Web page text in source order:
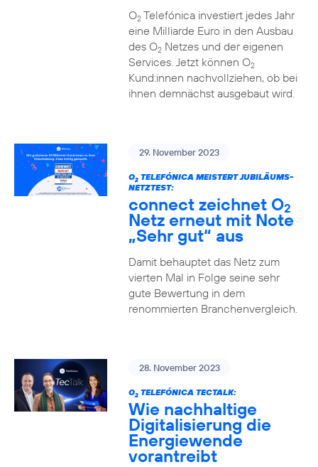
O2Telefónica investiert jedes Jahr
eine Milliarde Euro in den Ausbau
des O2Netzes und der eigenen
Services. Jetzt können O2
Kund:innen nachvollziehen, ob bei
ihnen demnächst ausgebaut wird.
29. November 2023
O2TELEFÓNICA MEISTERT JUBILÄUMS-
NETZTEST:
connect zeichnet O2
Netz erneut mit Note
„Sehr gut“ aus
Damit behauptet das Netz zum
vierten Mal in Folge seine sehr
gute Bewertung in dem
renommierten Branchenvergleich.
28. November 2023
O2TELEFÓNICA TECTALK:
Wie nachhaltige
Digitalisierung die
Energiewende
vorantreibt